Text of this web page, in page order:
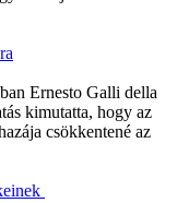
Ernesto Galli della
kimutatta, hogy az
csökkentené az